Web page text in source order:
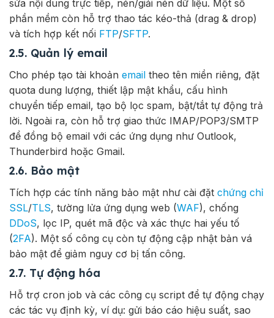
sửa nội dung trực tiếp, nén/giải nén dữ liệu. Một số
phần mềm còn hỗ trợ thao tác kéo-thả (drag & drop)
và tích hợp kết nối FTP/SFTP.
2.5. Quản lý email
Cho phép tạo tài khoản email theo tên miền riêng, đặt
quota dung lượng, thiết lập mật khẩu, cấu hình
chuyển tiếp email, tạo bộ lọc spam, bật/tắt tự động trả
lời. Ngoài ra, còn hỗ trợ giao thức IMAP/POP3/SMTP
để đồng bộ email với các ứng dụng như Outlook,
Thunderbird hoặc Gmail.
2.6. Bảo mật
Tích hợp các tính năng bảo mật như cài đặt chứng chỉ
SSL/TLS, tường lửa ứng dụng web (WAF), chống
DDoS, lọc IP, quét mã độc và xác thực hai yếu tố
(2FA). Một số công cụ còn tự động cập nhật bản vá
bảo mật để giảm nguy cơ bị tấn công.
2.7. Tự động hóa
Hỗ trợ cron job và các công cụ script để tự động chạy
các tác vụ định kỳ, ví dụ: gửi báo cáo hiệu suất, sao